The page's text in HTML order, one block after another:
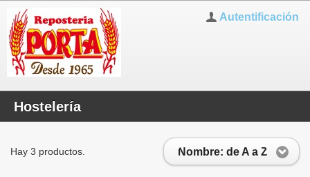
Autentificación
Hostelería
Nombre: de A a Z
Hay 3 productos.